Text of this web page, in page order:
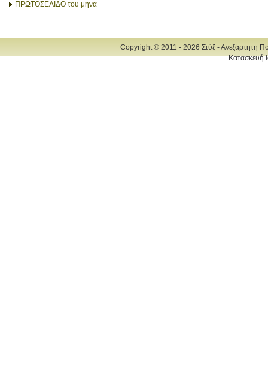
ΠΡΩΤΟΣΕΛΙΔΟ του μήνα
Copyright © 2011 - 2026 Στύξ - Ανεξάρτητη
Κατασκευή